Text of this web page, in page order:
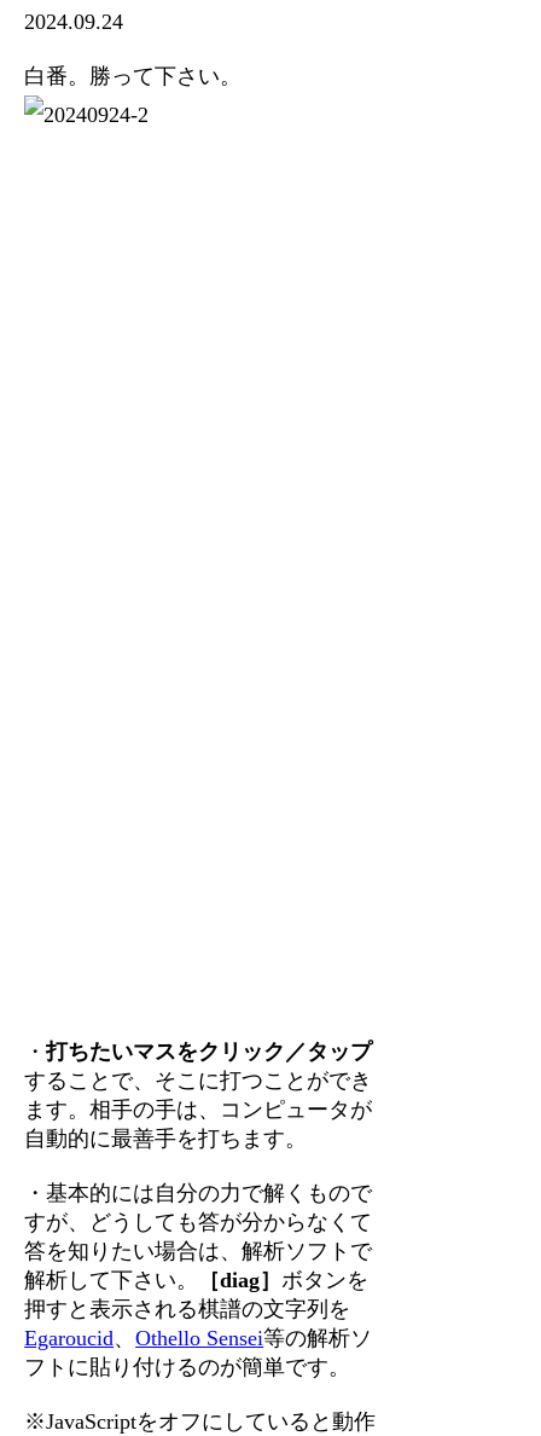
2024.09.24
白番。勝って下さい。
・打ちたいマスをクリック／タップ
することで、そこに打つことができ
ます。相手の手は、コンピュータが
自動的に最善手を打ちます。
・基本的には自分の力で解くもので
すが、どうしても答が分からなくて
答を知りたい場合は、解析ソフトで
解析して下さい。
［diag］ ボタンを
押すと表示される棋譜の文字列を
Egaroucid、Othello Sensei等の解析ソ
フトに貼り付けるのが簡単です。
※JavaScriptをオフにしていると動作